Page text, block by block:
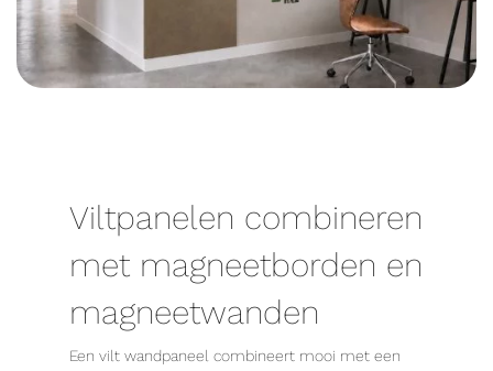
Viltpanelen combineren
met magneetborden en
magneetwanden
Een vilt wandpaneel combineert mooi met een